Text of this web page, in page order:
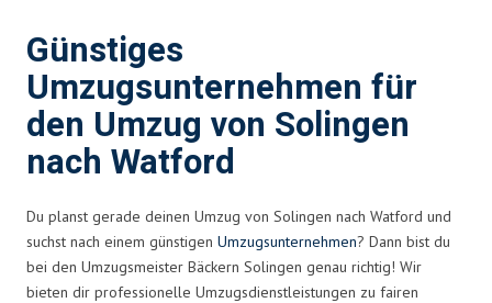
Günstiges
Umzugsunternehmen für
den Umzug von Solingen
nach Watford
Du planst gerade deinen Umzug von Solingen nach Watford und
suchst nach einem günstigen Umzugsunternehmen? Dann bist du
bei den Umzugsmeister Bäckern Solingen genau richtig! Wir
bieten dir professionelle Umzugsdienstleistungen zu fairen